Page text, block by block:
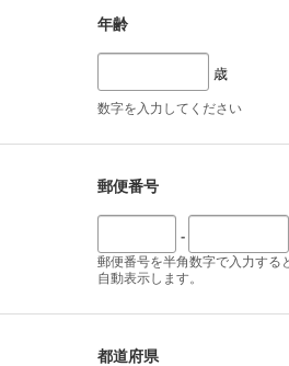
年齢
歳
数字を入力してください
郵便番号
-
郵便番号を半角数字で入力する
自動表示します。
都道府県